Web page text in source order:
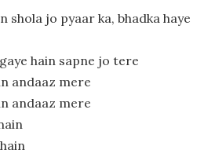
shola jo pyaar ka, bhadka haye
hain sapne jo tere
andaaz mere
andaaz mere